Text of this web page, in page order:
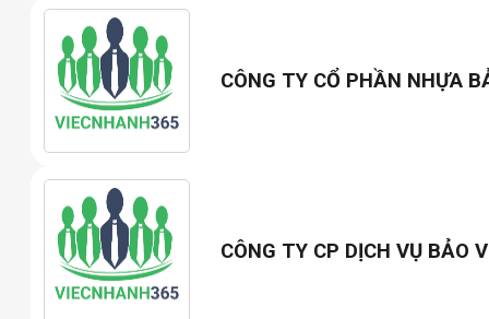
CÔNG TY CỔ PHẦN NHỰA
CÔNG TY CP DỊCH VỤ BẢO